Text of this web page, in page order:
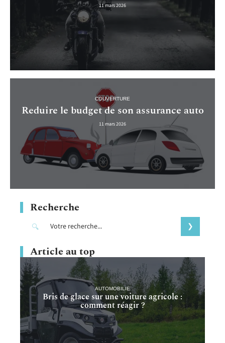
11 mars 2026
COUVERTURE
Reduire le budget de son assurance auto
11 mars 2026
Recherche
Article au top
AUTOMOBILIE
Bris de glace sur une voiture agricole :
comment réagir ?